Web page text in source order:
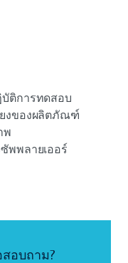
บัติการทดสอบ
ยงของผลิตภัณฑ์
พ
พพลายเออร์
อบถาม?